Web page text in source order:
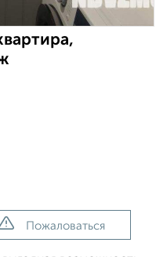
Пожаловаться